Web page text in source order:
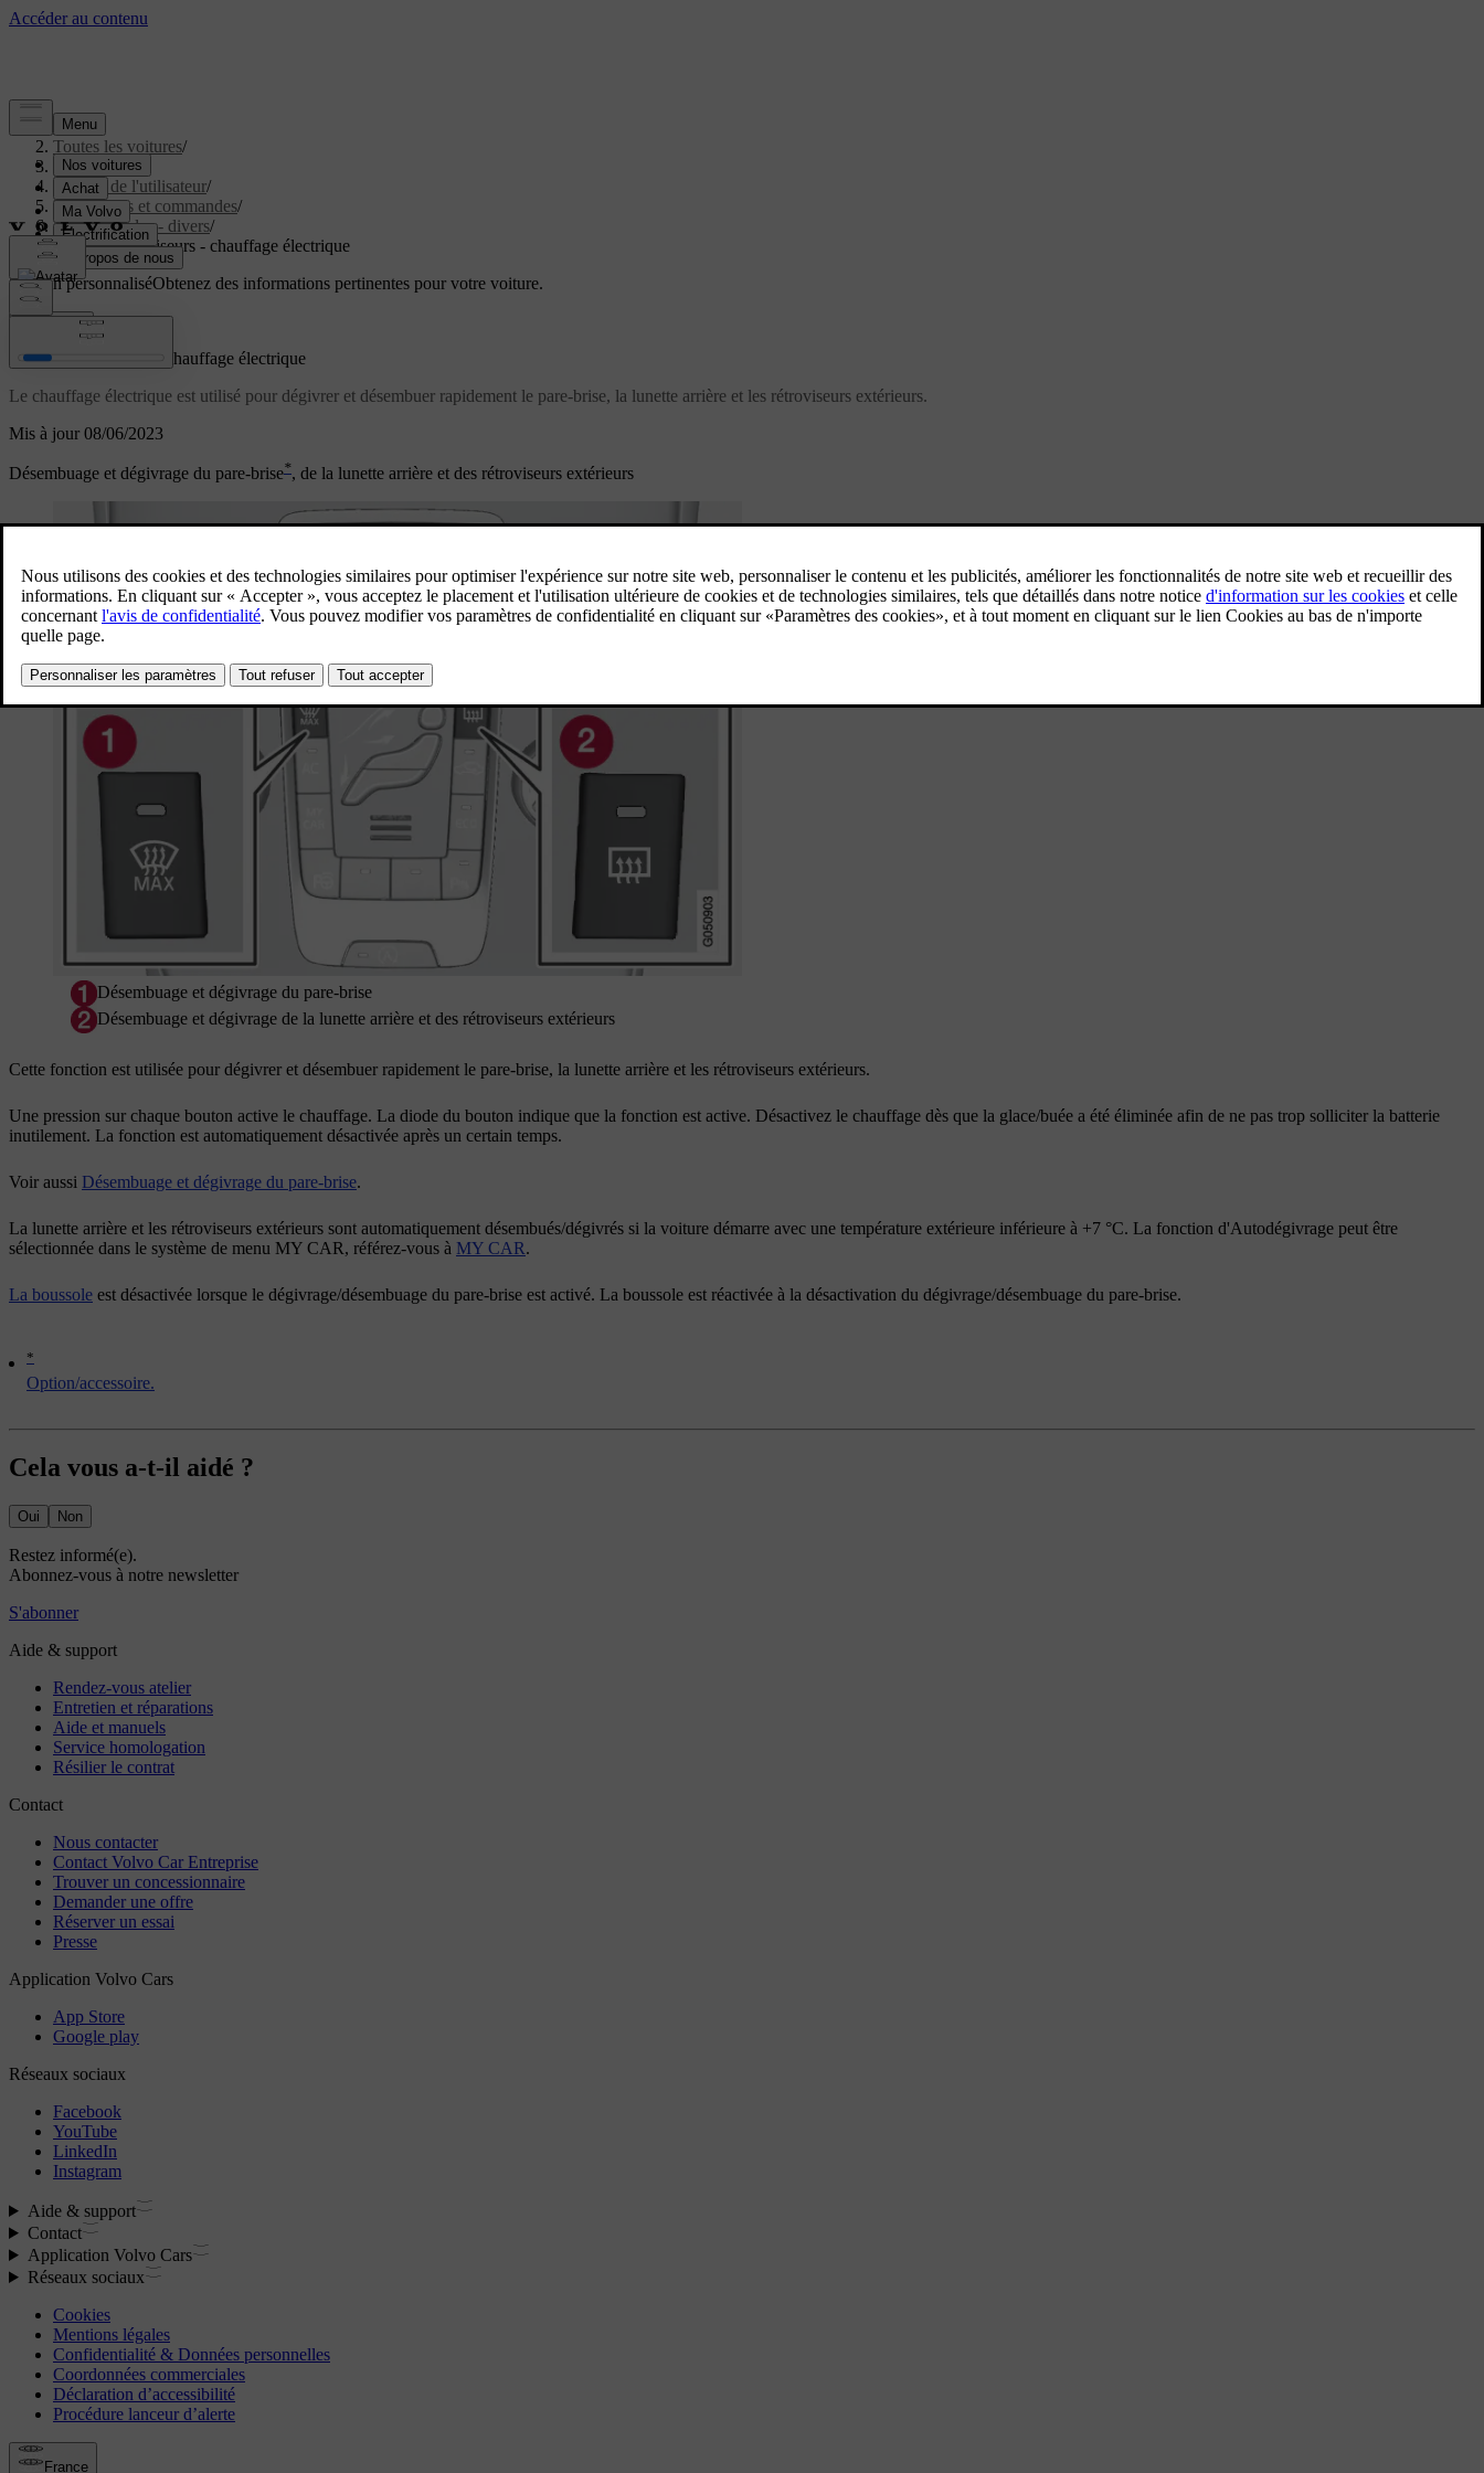
Aide/
Toutes les voitures/
V40 2019/
Manuel de l'utilisateur/
Instruments et commandes/
Commandes - divers/
Vitres et rétroviseurs - chauffage électrique
Soutien personnaliséObtenez des informations pertinentes pour votre voiture.
Connexion
Mis à jour 08/06/2023
Vitres et rétroviseurs - chauffage électrique
Le chauffage électrique est utilisé pour dégivrer et désembuer rapidement le pare-brise, la lunette arrière et les rétroviseurs extérieurs.
Désembuage et dégivrage du pare-brise*, de la lunette arrière et des rétroviseurs extérieurs
Désembuage et dégivrage du pare-brise
Désembuage et dégivrage de la lunette arrière et des rétroviseurs extérieurs
Cette fonction est utilisée pour dégivrer et désembuer rapidement le pare-brise, la lunette arrière et les rétroviseurs extérieurs.
Une pression sur chaque bouton active le chauffage. La diode du bouton indique que la fonction est active. Désactivez le chauffage dès que la glace/buée a été éliminée afin de ne pas trop solliciter la batterie
inutilement. La fonction est automatiquement désactivée après un certain temps.
Voir aussi Désembuage et dégivrage du pare-brise.
La lunette arrière et les rétroviseurs extérieurs sont automatiquement désembués/dégivrés si la voiture démarre avec une température extérieure inférieure à +7 °C. La fonction d'Autodégivrage peut être
sélectionnée dans le système de menu MY CAR, référez-vous à MY CAR.
La boussole est désactivée lorsque le dégivrage/désembuage du pare-brise est activé. La boussole est réactivée à la désactivation du dégivrage/désembuage du pare-brise.
*
Option/accessoire.
Cela vous a-t-il aidé ?
Oui Non